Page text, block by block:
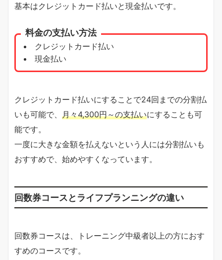
基本はクレジットカード払いと現金払いです。
料金の支払い方法
クレジットカード払い
現金払い
クレジットカード払いにすることで24回までの分割払
いも可能で、 月々4,300円～の支払いにすることも可
能です。
一度に大きな金額を払えないという人には分割払いも
おすすめで、始めやすくなっています。
回数券コースとライフプランニングの違い
回数券コースは、トレーニング中級者以上の方におす
すめのコースです。